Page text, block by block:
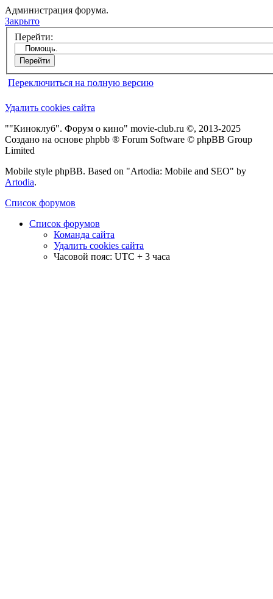
Администрация форума.
Закрыто
Перейти:
Переключиться на полную версию
Удалить cookies сайта
""Киноклуб". Форум о кино" movie-club.ru ©, 2013-2025
Создано на основе phpbb ® Forum Software © phpBB Group
Limited
Mobile style phpBB. Based on "Artodia: Mobile and SEO" by
Artodia.
Список форумов
Список форумов
Команда сайта
Удалить cookies сайта
Часовой пояс: UTC + 3 часа